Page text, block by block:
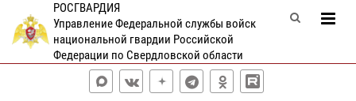
РОСГВАРДИЯ
Управление Федеральной службы войск
национальной гвардии Российской
Федерации по Свердловской области